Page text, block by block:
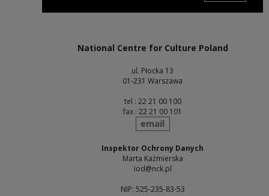
National Centre for Culture Poland
ul. Płocka 13
01-231 Warszawa
tel : 22 21 00 100
fax : 22 21 00 101
send
email
Inspektor Ochrony Danych
Marta Kaźmierska
iod@nck.pl
NIP: 525-235-83-53